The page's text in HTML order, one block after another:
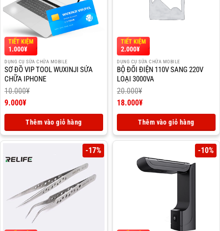
TIẾT KIỆM
1.000¥
DỤNG CỤ SỮA CHỮA MOBILE
SƠ ĐỒ VIP TOOL WUXINJI SỬA
CHỮA IPHONE
10.000¥
Giá
10.000¥.
9.000¥
tại
là:
Thêm vào giỏ hàng
TIẾT KIỆM
2.000¥
DỤNG CỤ SỮA CHỮA MOBILE
BỘ ĐỔI ĐIỆN 110V SANG 220V
LOẠI 3000VA
20.000¥
Giá
20.000¥.
18.000¥
tại
là:
Thêm vào giỏ hàng
-17% -10%